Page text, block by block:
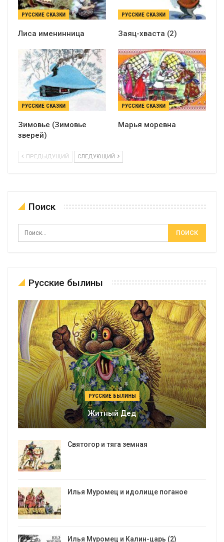
РУССКИЕ СКАЗКИ
Лиса именинница
РУССКИЕ СКАЗКИ
Заяц-хваста (2)
РУССКИЕ СКАЗКИ
Зимовье (Зимовье
зверей)
РУССКИЕ СКАЗКИ
Марья моревна
ПРЕДЫДУЩИЙ СЛЕДУЮЩИЙ
Поиск
Русские былины
РУССКИЕ БЫЛИНЫ
Житный Дед
Святогор и тяга земная
Илья Муромец и идолище поганое
Илья Муромец и Калин-царь (2)